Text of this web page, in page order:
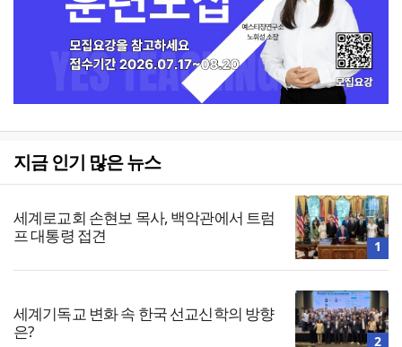
지금 인기 많은 뉴스
세계로교회 손현보 목사, 백악관에서 트럼
프 대통령 접견
1
세계기독교 변화 속 한국 선교신학의 방향
은?
2